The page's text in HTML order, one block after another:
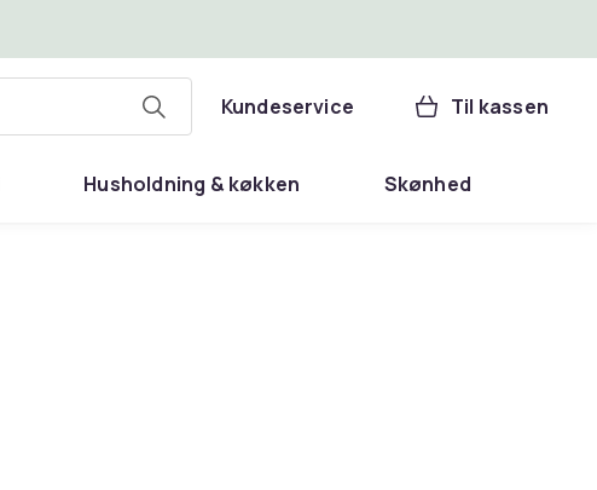
Kundeservice Til kassen
Husholdning & køkken Skønhed